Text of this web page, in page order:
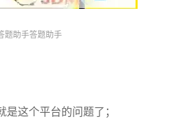
题助手答题助手
这个平台的问题了；